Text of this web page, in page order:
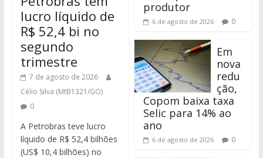
lucro líquido de
R$ 52,4 bi no
segundo
trimestre
7 de agosto de 2026
Célio Silva (MtB1321/GO)
0
A Petrobras teve lucro
líquido de R$ 52,4 bilhões
(US$ 10,4 bilhões) no
produtor
6 de agosto de 2026 0
Em
nova
redu
ção,
Copom baixa taxa
Selic para 14% ao
ano
6 de agosto de 2026 0